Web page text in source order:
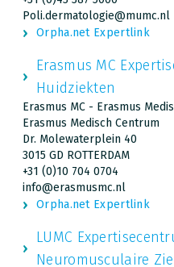
Poli.dermatologie@mumc.nl
Orpha.net Expertlink
Erasmus MC
Huidziekten
Erasmus MC - Erasmus
Erasmus Medisch Centrum
Dr. Molewaterplein 40
3015 GD ROTTERDAM
+31 (0)10 704 0704
info@erasmusmc.nl
Orpha.net Expertlink
LUMC
Neuromusculaire